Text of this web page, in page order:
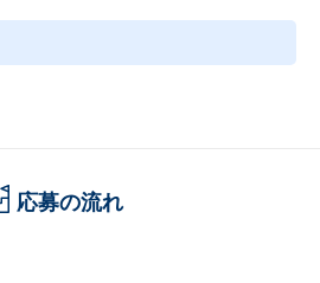
応募の流れ